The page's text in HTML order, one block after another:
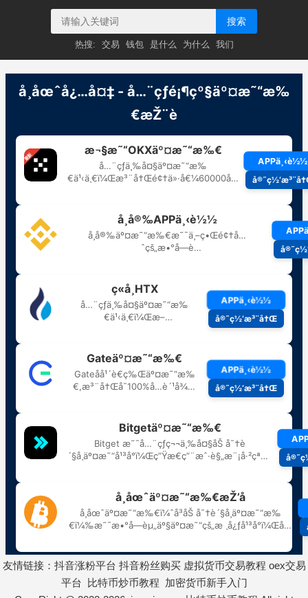
搜索
热搜: 交易 钱包 是什么 为什么 我们
友情链接： 抖音涨粉平台 抖音粉丝购买 虚拟货币交易教程 oex交易
平台
比特币炒币教程 加密货币新手入门